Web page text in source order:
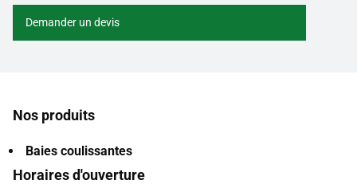
Demander un devis
Nos produits
Baies coulissantes
Horaires d'ouverture